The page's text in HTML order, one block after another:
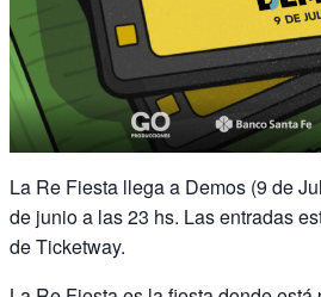
La Re Fiesta llega a Demos (9 de
de junio a las 23 hs. Las entradas
de Ticketway.